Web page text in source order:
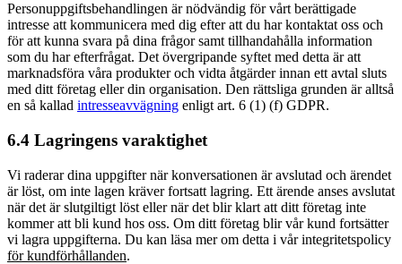
Personuppgiftsbehandlingen är nödvändig för vårt berättigade
intresse att kommunicera med dig efter att du har kontaktat oss och
för att kunna svara på dina frågor samt tillhandahålla information
som du har efterfrågat. Det övergripande syftet med detta är att
marknadsföra våra produkter och vidta åtgärder innan ett avtal sluts
med ditt företag eller din organisation. Den rättsliga grunden är alltså
en så kallad intresseavvägning enligt art. 6 (1) (f) GDPR.
6.4 Lagringens varaktighet
Vi raderar dina uppgifter när konversationen är avslutad och ärendet
är löst, om inte lagen kräver fortsatt lagring. Ett ärende anses avslutat
när det är slutgiltigt löst eller när det blir klart att ditt företag inte
kommer att bli kund hos oss. Om ditt företag blir vår kund fortsätter
vi lagra uppgifterna. Du kan läsa mer om detta i vår integritetspolicy
för kundförhållanden.